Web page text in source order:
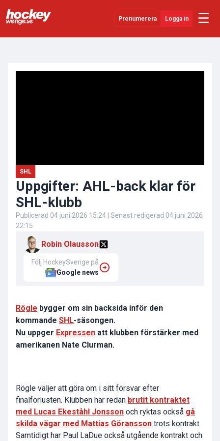
Prenumerera Logga in ☰
SHL
Uppgifter: AHL-back klar för
SHL-klubb
Publicerad 04 juni 2026 15:24 | Senast redigerad 04 juni 2026
22:15
Robin Olausson
Följ HockeySverige på
Google news
Rögle bygger om sin backsida inför den
kommande SHL-säsongen.
Nu uppger Expressen att klubben förstärker med
amerikanen Nate Clurman.
Rögle väljer att göra om i sitt försvar efter
finalförlusten. Klubben har redan brutit kontraktet
med Lucas Ekeståhl Jonsson och ryktas också gå
skilda vägar med Mattias Göransson trots kontrakt.
Samtidigt har Paul LaDue också utgående kontrakt och